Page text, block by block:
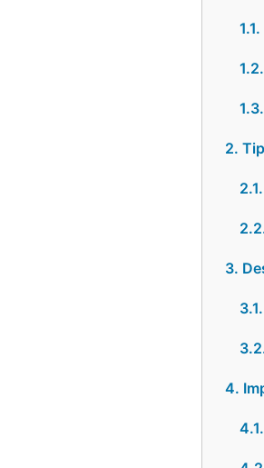
2.
3.
4.